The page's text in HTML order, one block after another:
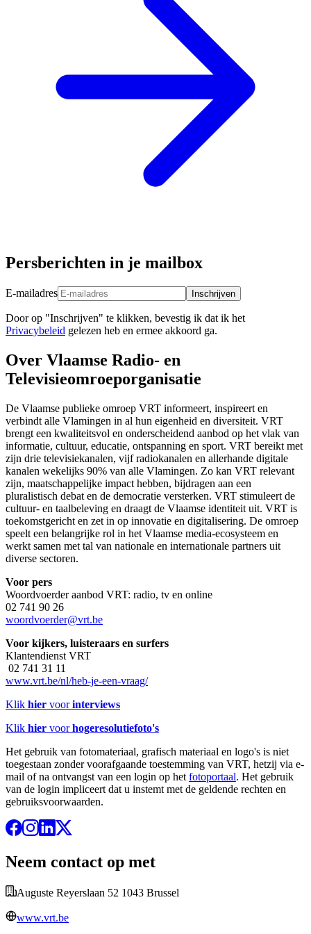
Persberichten in je mailbox
E-mailadres Inschrijven
Door op "Inschrijven" te klikken, bevestig ik dat ik het
Privacybeleid gelezen heb en ermee akkoord ga.
Over Vlaamse Radio- en
Televisieomroeporganisatie
De Vlaamse publieke omroep VRT informeert, inspireert en
verbindt alle Vlamingen in al hun eigenheid en diversiteit. VRT
brengt een kwaliteitsvol en onderscheidend aanbod op het vlak van
informatie, cultuur, educatie, ontspanning en sport. VRT bereikt met
zijn drie televisiekanalen, vijf radiokanalen en allerhande digitale
kanalen wekelijks 90% van alle Vlamingen. Zo kan VRT relevant
zijn, maatschappelijke impact hebben, bijdragen aan een
pluralistisch debat en de democratie versterken. VRT stimuleert de
cultuur- en taalbeleving en draagt de Vlaamse identiteit uit. VRT is
toekomstgericht en zet in op innovatie en digitalisering. De omroep
speelt een belangrijke rol in het Vlaamse media-ecosysteem en
werkt samen met tal van nationale en internationale partners uit
diverse sectoren.
Voor pers
Woordvoerder aanbod VRT: radio, tv en online
02 741 90 26
woordvoerder@vrt.be
Voor kijkers, luisteraars en surfers
Klantendienst VRT
02 741 31 11
www.vrt.be/nl/heb-je-een-vraag/
Klik hier voorinterviews
Klik hier voorhogeresolutiefoto's
Het gebruik van fotomateriaal, grafisch materiaal en logo's is niet
toegestaan zonder voorafgaande toestemming van VRT, hetzij via e-
mail of na ontvangst van een login op het fotoportaal. Het gebruik
van de login impliceert dat u instemt met de geldende rechten en
gebruiksvoorwaarden.
Neem contact op met
Auguste Reyerslaan 52 1043 Brussel
www.vrt.be